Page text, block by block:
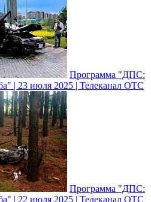
Программа "ДПС:
| 23 июля 2025 | Телеканал ОТС
Программа "ДПС:
| 22 июля 2025 | Телеканал ОТС